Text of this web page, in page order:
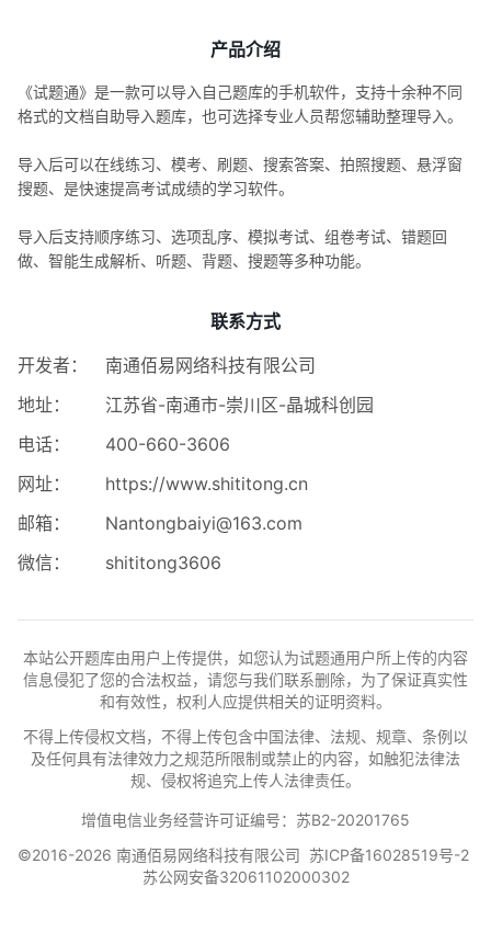
产品介绍
《试题通》是一款可以导入自己题库的手机软件，支持十余种不同
格式的文档自助导入题库，也可选择专业人员帮您辅助整理导入。
导入后可以在线练习、模考、刷题、搜索答案、拍照搜题、悬浮窗
搜题、是快速提高考试成绩的学习软件。
导入后支持顺序练习、选项乱序、模拟考试、组卷考试、错题回
做、智能生成解析、听题、背题、搜题等多种功能。
联系方式
开发者：
南通佰易网络科技有限公司
地址：
江苏省-南通市-崇川区-晶城科创园
电话：
400-660-3606
网址：
https://www.shititong.cn
邮箱：
Nantongbaiyi@163.com
微信：
shititong3606
本站公开题库由用户上传提供，如您认为试题通用户所上传的内容
信息侵犯了您的合法权益，请您与我们联系删除，为了保证真实性
和有效性，权利人应提供相关的证明资料。
不得上传侵权文档，不得上传包含中国法律、法规、规章、条例以
及任何具有法律效力之规范所限制或禁止的内容，如触犯法律法
规、侵权将追究上传人法律责任。
增值电信业务经营许可证编号：苏B2-20201765
©2016-2026 南通佰易网络科技有限公司 苏ICP备16028519号-2
苏公网安备32061102000302